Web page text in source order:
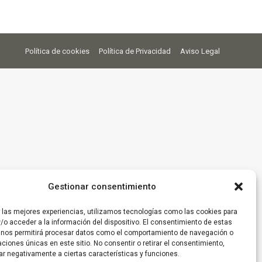
Gestionar consentimiento
las mejores experiencias, utilizamos tecnologías como las cookies para
o acceder a la información del dispositivo. El consentimiento de estas
permitirá procesar datos como el comportamiento de navegación o
únicas en este sitio. No consentir o retirar el consentimiento,
negativamente a ciertas características y funciones.
Política de cookies Política de Privacidad Aviso Legal